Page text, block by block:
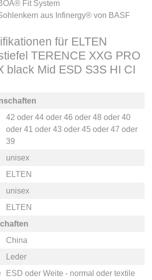
Fit System
aus Infinergy® von BASF
für ELTEN
TERENCE XXG PRO
black Mid ESD S3S HI CI
42 oder 44oder 46 oder 48 oder 40
oder 41 oder 43 oder 45 oder 47 oder
39
unisex
ELTEN
unisex
ELTEN
China
Leder
ESD oder Weite - normal oder textile